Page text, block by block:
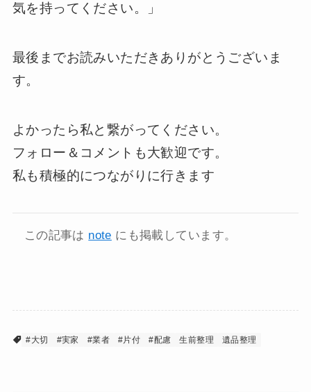
気を持ってください。」
最後までお読みいただきありがとうございま
す。
よかったら私と繋がってください。
フォロー＆コメントも大歓迎です。
私も積極的につながりに行きます
この記事は note にも掲載しています。
#大切 #実家 #業者 #片付 #配慮 生前整理 遺品整理